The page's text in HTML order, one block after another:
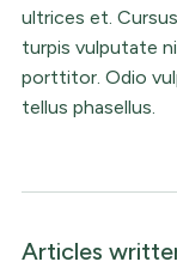
ultrices et.
turpis vulputate
porttitor. Odio
tellus phasellus.
Articles